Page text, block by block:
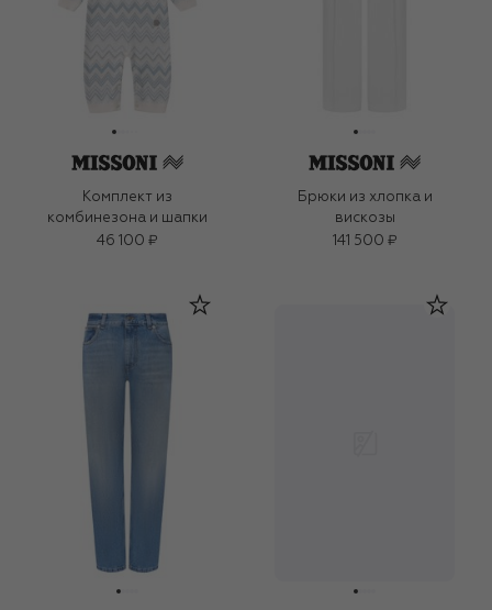
Комплект из
комбинезона и шапки
46 100 ₽
Брюки из хлопка и
вискозы
141 500 ₽